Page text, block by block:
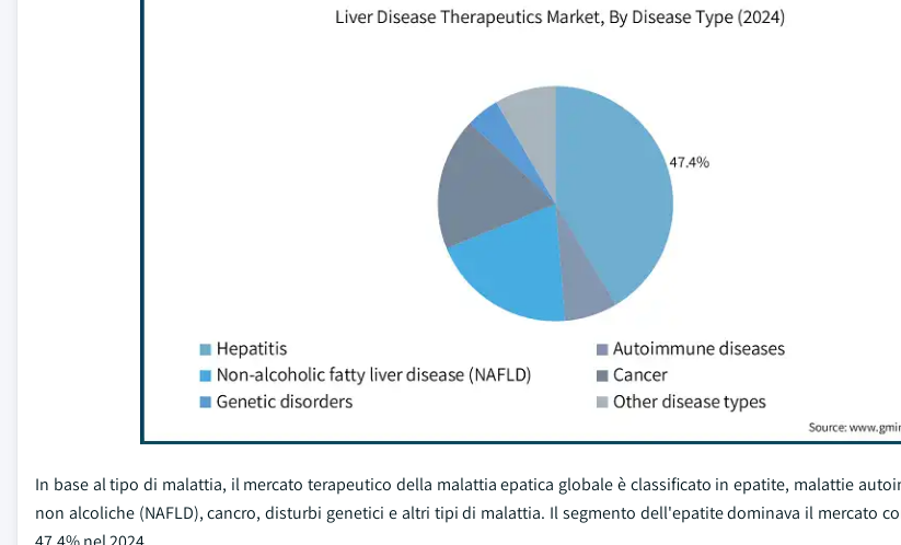
In base al tipo di malattia, il mercato terapeutico della malattia epatica globale è classificato in epatite, malattie
non alcoliche (NAFLD), cancro, disturbi genetici e altri tipi di malattia. Il segmento dell'epatite dominava il mercato